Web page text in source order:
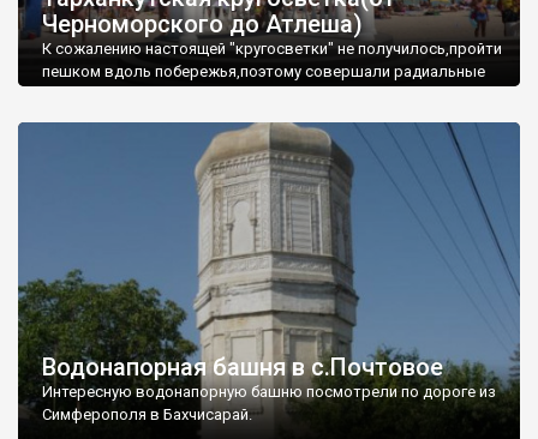
Черноморского до Атлеша)
К сожалению настоящей "кругосветки" не получилось,пройти
пешком вдоль побережья,поэтому совершали радиальные
Водонапорная башня в с.Почтовое
Интересную водонапорную башню посмотрели по дороге из
Симферополя в Бахчисарай.